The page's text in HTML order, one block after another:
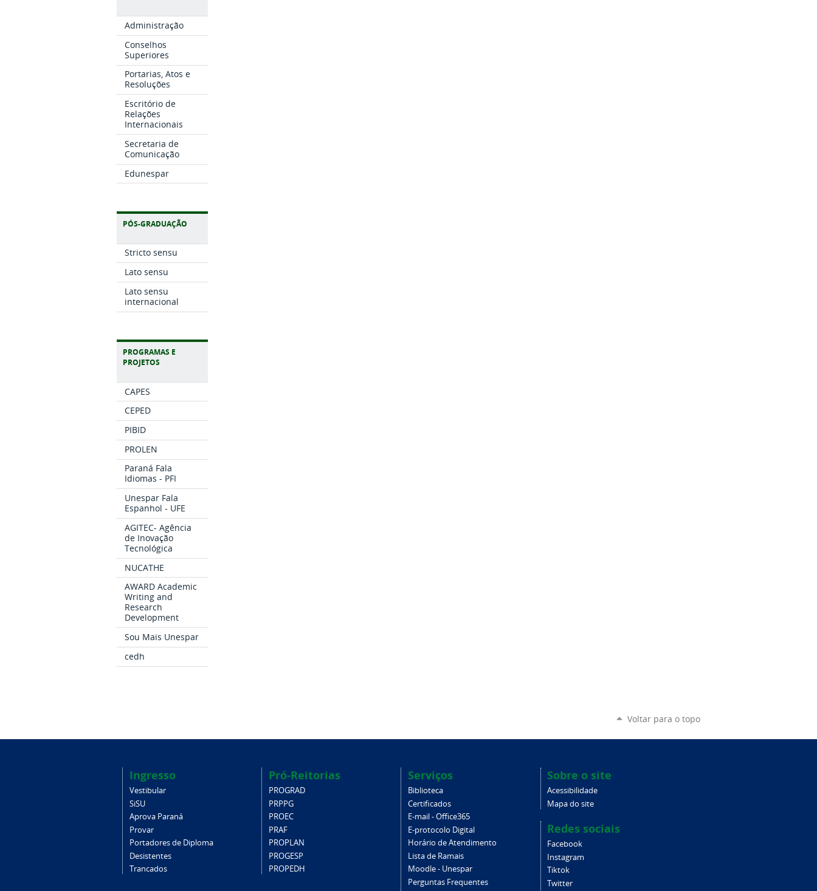
Administração
Conselhos
Superiores
Portarias, Atos e
Resoluções
Escritório de
Relações
Internacionais
Secretaria de
Comunicação
Edunespar
PÓS-GRADUAÇÃO
Stricto sensu
Lato sensu
Lato sensu
internacional
PROGRAMAS E
PROJETOS
CAPES
CEPED
PIBID
PROLEN
Paraná Fala
Idiomas - PFI
Unespar Fala
Espanhol - UFE
AGITEC- Agência
de Inovação
Tecnológica
NUCATHE
AWARD Academic
Writing and
Research
Development
Sou Mais Unespar
cedh
Voltar para o topo
Ingresso
Vestibular
SiSU
Aprova Paraná
Provar
Portadores de Diploma
Desistentes
Trancados
Pró-Reitorias
PROGRAD
PRPPG
PROEC
PRAF
PROPLAN
PROGESP
PROPEDH
Serviços
Biblioteca
Certificados
E-mail - Office365
E-protocolo Digital
Horário de Atendimento
Lista de Ramais
Moodle - Unespar
Perguntas Frequentes
Sobre o site
Acessibilidade
Mapa do site
Redes sociais
Facebook
Instagram
Tiktok
Twitter